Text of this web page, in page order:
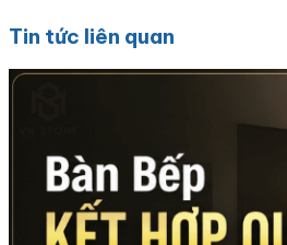
Tin tức liên quan